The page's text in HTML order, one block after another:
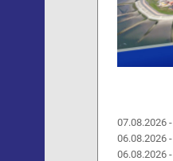
07.08.2026 -
06.08.2026 -
06.08.2026 -